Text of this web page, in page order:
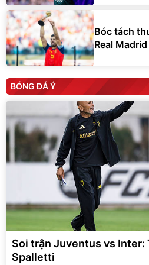
Bóc tách
Real
BÓNG ĐÁ Ý
Soi trận Juventus vs Inter:
Spalletti